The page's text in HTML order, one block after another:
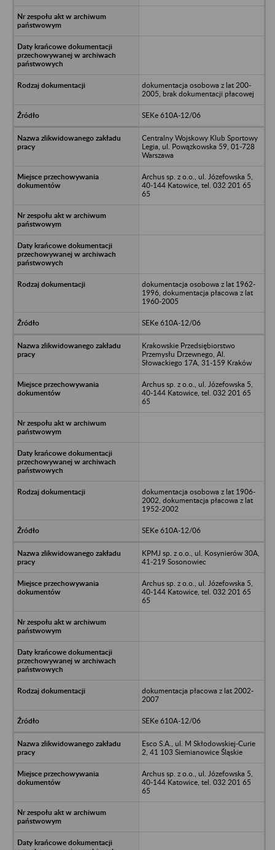
dokumentacja osobowa z lat 200-
2005, brak dokumentacji płacowej
SEKe 610A-12/06
Centralny Wojskowy Klub Sportowy
Legia, ul. Powązkowska 59, 01-728
Warszawa
Archus sp. z o.o., ul. Józefowska 5,
40-144 Katowice, tel. 032 201 65
65
dokumentacja osobowa z lat 1962-
1996, dokumentacja płacowa z lat
1960-2005
SEKe 610A-12/06
Krakowskie Przedsiębiorstwo
Przemysłu Drzewnego, Al.
Słowackiego 17A, 31-159 Kraków
Archus sp. z o.o., ul. Józefowska 5,
40-144 Katowice, tel. 032 201 65
65
dokumentacja osobowa z lat 1906-
2002, dokumentacja płacowa z lat
1952-2002
SEKe 610A-12/06
KPMJ sp. z o.o., ul. Kosynierów 30A,
41-219 Sosonowiec
Archus sp. z o.o., ul. Józefowska 5,
40-144 Katowice, tel. 032 201 65
65
dokumentacja płacowa z lat 2002-
2007
SEKe 610A-12/06
Esco S.A., ul. M Skłodowskiej-Curie
2, 41 103 Siemianowice Śląskie
Archus sp. z o.o., ul. Józefowska 5,
40-144 Katowice, tel. 032 201 65
65